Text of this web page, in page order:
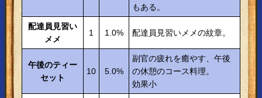
もある。
配達員見習い
メメ
1 1.0% 配達員見習いメメの紋章。
午後のティー
セット
10 5.0%
副官の疲れを癒やす、午後
の休憩のコース料理。
効果小